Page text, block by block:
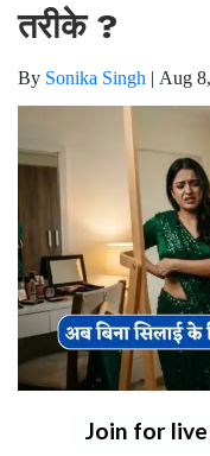
तरीके ?
By Sonika Singh | Aug
Join for